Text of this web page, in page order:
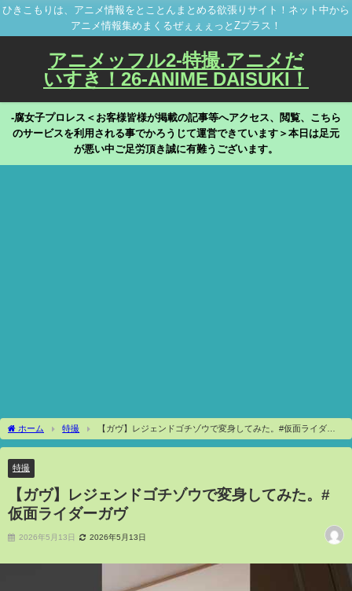
ひきこもりは、アニメ情報をとことんまとめる欲張りサイト！ネット中から
アニメ情報集めまくるぜぇぇぇっとZプラス！
アニメッフル2-特撮.アニメだ
いすき！26-ANIME DAISUKI！
-腐女子プロレス＜お客様皆様が掲載の記事等へアクセス、閲覧、こちら
のサービスを利用される事でかろうじて運営できています＞本日は足元
が悪い中ご足労頂き誠に有難うございます。
ホーム 特撮
【ガヴ】レジェンドゴチゾウで変身してみた。#仮面ライダー
ガヴ
特撮
【ガヴ】レジェンドゴチゾウで変身してみた。#
仮面ライダーガヴ
2026年5月13日 2026年5月13日